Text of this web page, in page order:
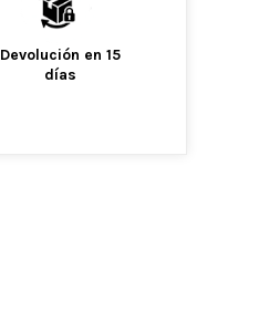
Devolución en 15
días